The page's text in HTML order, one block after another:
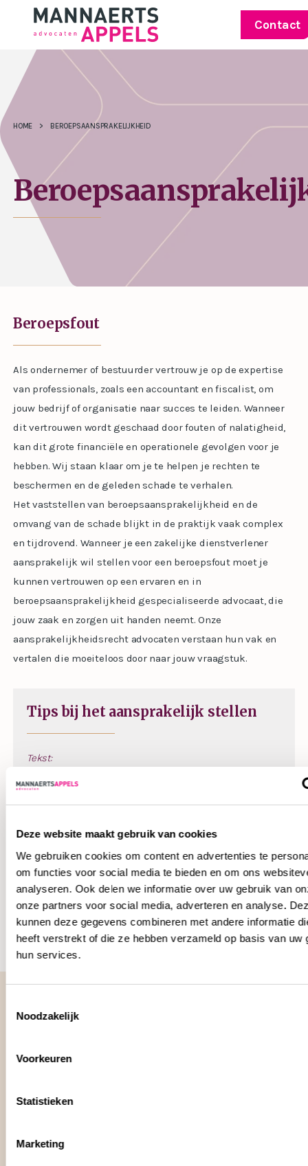
Deze website maakt gebruik van cookies
We gebruiken cookies om content en advertenties te
om functies voor social media te bieden en om ons
analyseren. Ook delen we informatie over uw gebruik van
onze partners voor social media, adverteren en analyse.
kunnen deze gegevens combineren met andere informatie
heeft verstrekt of die ze hebben verzameld op basis van uw
hun services.
Noodzakelijk
Voorkeuren
Statistieken
Marketing
Contact
HOME > BEROEPSAANSPRAKELIJKHEID
Beroepsfout
Als ondernemer of bestuurder vertrouw je op de expertise
van professionals, zoals een accountant en fiscalist, om
jouw bedrijf of organisatie naar succes te leiden. Wanneer
dit vertrouwen wordt geschaad door fouten of nalatigheid,
kan dit grote financiële en operationele gevolgen voor je
hebben. Wij staan klaar om je te helpen je rechten te
beschermen en de geleden schade te verhalen.
Het vaststellen van beroepsaansprakelijkheid en de
omvang van de schade blijkt in de praktijk vaak complex
en tijdrovend. Wanneer je een zakelijke dienstverlener
aansprakelijk wil stellen voor een beroepsfout moet je
kunnen vertrouwen op een ervaren en in
beroepsaansprakelijkheid gespecialiseerde advocaat, die
jouw zaak en zorgen uit handen neemt. Onze
aansprakelijkheidsrecht advocaten verstaan hun vak en
vertalen die moeiteloos door naar jouw vraagstuk.
Tips bij het aansprakelijk stellen
Tekst:
Werkwijze aansprakelijk stellen
Tekst